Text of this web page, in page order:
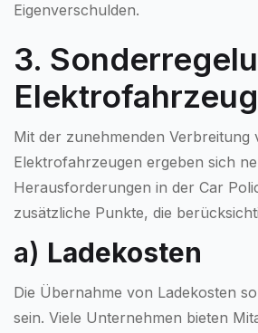
Eigenverschulden.
3.
Mit der zunehmenden Verbreitung
Elektrofahrzeugen ergeben sich
Herausforderungen in der Car
zusätzliche Punkte, die
a) Ladekosten
Die Übernahme von Ladekosten
sein. Viele Unternehmen bieten